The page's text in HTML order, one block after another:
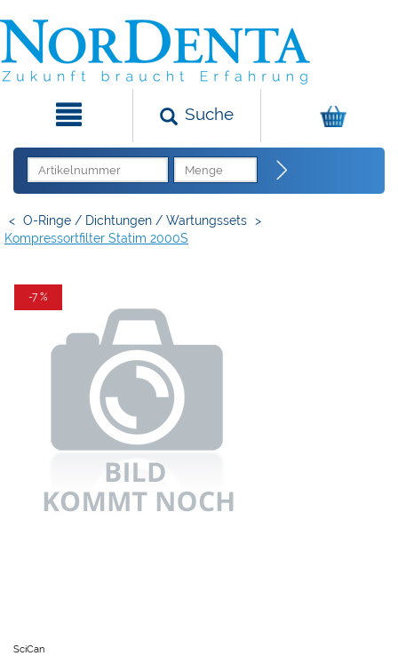
Suche
< O-Ringe / Dichtungen / Wartungssets >
Kompressortfilter Statim 2000S
-7 %
SciCan